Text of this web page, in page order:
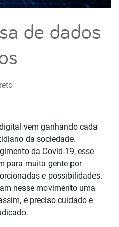
de dados
vem ganhando cada
da sociedade.
da Covid-19, esse
para muita gente por
e possibilidades.
nesse movimento uma
é preciso cuidado e